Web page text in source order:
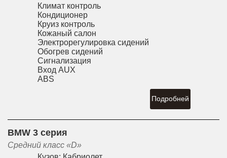
Климат контроль
Кондиционер
Круиз контроль
Кожаный салон
Электрорегулировка сидений
Обогрев сидений
Сигнализация
Вход AUX
ABS
Подробней
BMW 3 серия
Средний класс «D»